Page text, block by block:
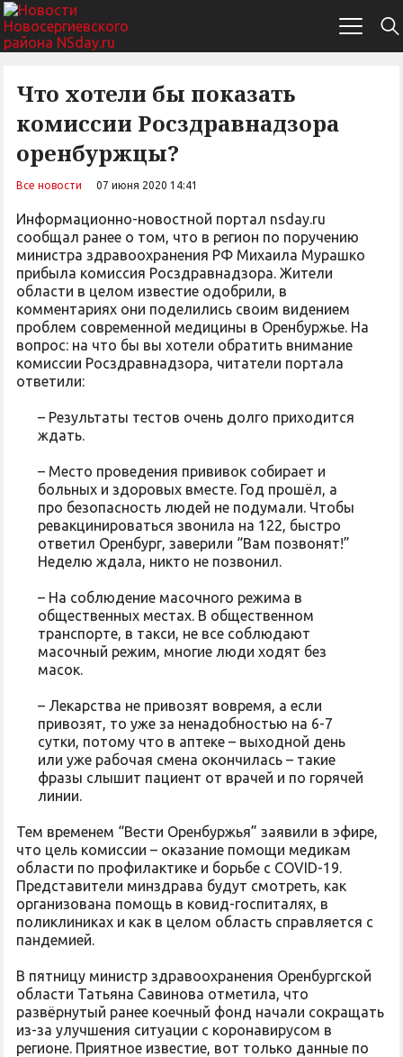
Что хотели бы показать
комиссии Росздравнадзора
оренбуржцы?
Все новости 07 июня 2020 14:41
Информационно-новостной портал nsday.ru
сообщал ранее о том, что в регион по поручению
министра здравоохранения РФ Михаила Мурашко
прибыла комиссия Росздравнадзора. Жители
области в целом известие одобрили, в
комментариях они поделились своим видением
проблем современной медицины в Оренбуржье. На
вопрос: на что бы вы хотели обратить внимание
комиссии Росздравнадзора, читатели портала
ответили:
– Результаты тестов очень долго приходится
ждать.
– Место проведения прививок собирает и
больных и здоровых вместе. Год прошёл, а
про безопасность людей не подумали. Чтобы
ревакцинироваться звонила на 122, быстро
ответил Оренбург, заверили “Вам позвонят!”
Неделю ждала, никто не позвонил.
– На соблюдение масочного режима в
общественных местах. В общественном
транспорте, в такси, не все соблюдают
масочный режим, многие люди ходят без
масок.
– Лекарства не привозят вовремя, а если
привозят, то уже за ненадобностью на 6-7
сутки, потому что в аптеке – выходной день
или уже рабочая смена окончилась – такие
фразы слышит пациент от врачей и по горячей
линии.
Тем временем “Вести Оренбуржья” заявили в эфире,
что цель комиссии – оказание помощи медикам
области по профилактике и борьбе с COVID-19.
Представители минздрава будут смотреть, как
организована помощь в ковид-госпиталях, в
поликлиниках и как в целом область справляется с
пандемией.
В пятницу министр здравоохранения Оренбургской
области Татьяна Савинова отметила, что
развёрнутый ранее коечный фонд начали сокращать
из-за улучшения ситуации с коронавирусом в
регионе. Приятное известие, вот только данные по